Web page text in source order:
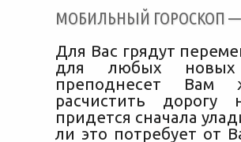
МОБИЛЬНЫЙ ГОРОСКОП —
Для Вас грядут
для любых новых
преподнесет Вам
расчистить
придется сначала
ли это потребует от